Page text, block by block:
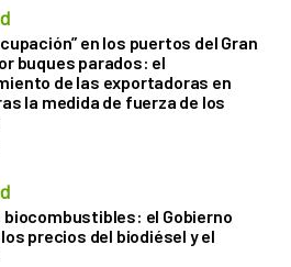
en los puertos del Gran
buques parados: el
de las exportadoras en
la medida de fuerza de los
biocombustibles: el Gobierno
precios del biodiésel y el